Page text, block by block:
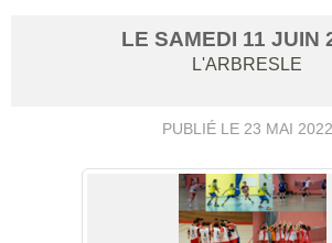
LE SAMEDI 11 JUIN
L'ARBRESLE
PUBLIÉ LE 23 MAI 2022